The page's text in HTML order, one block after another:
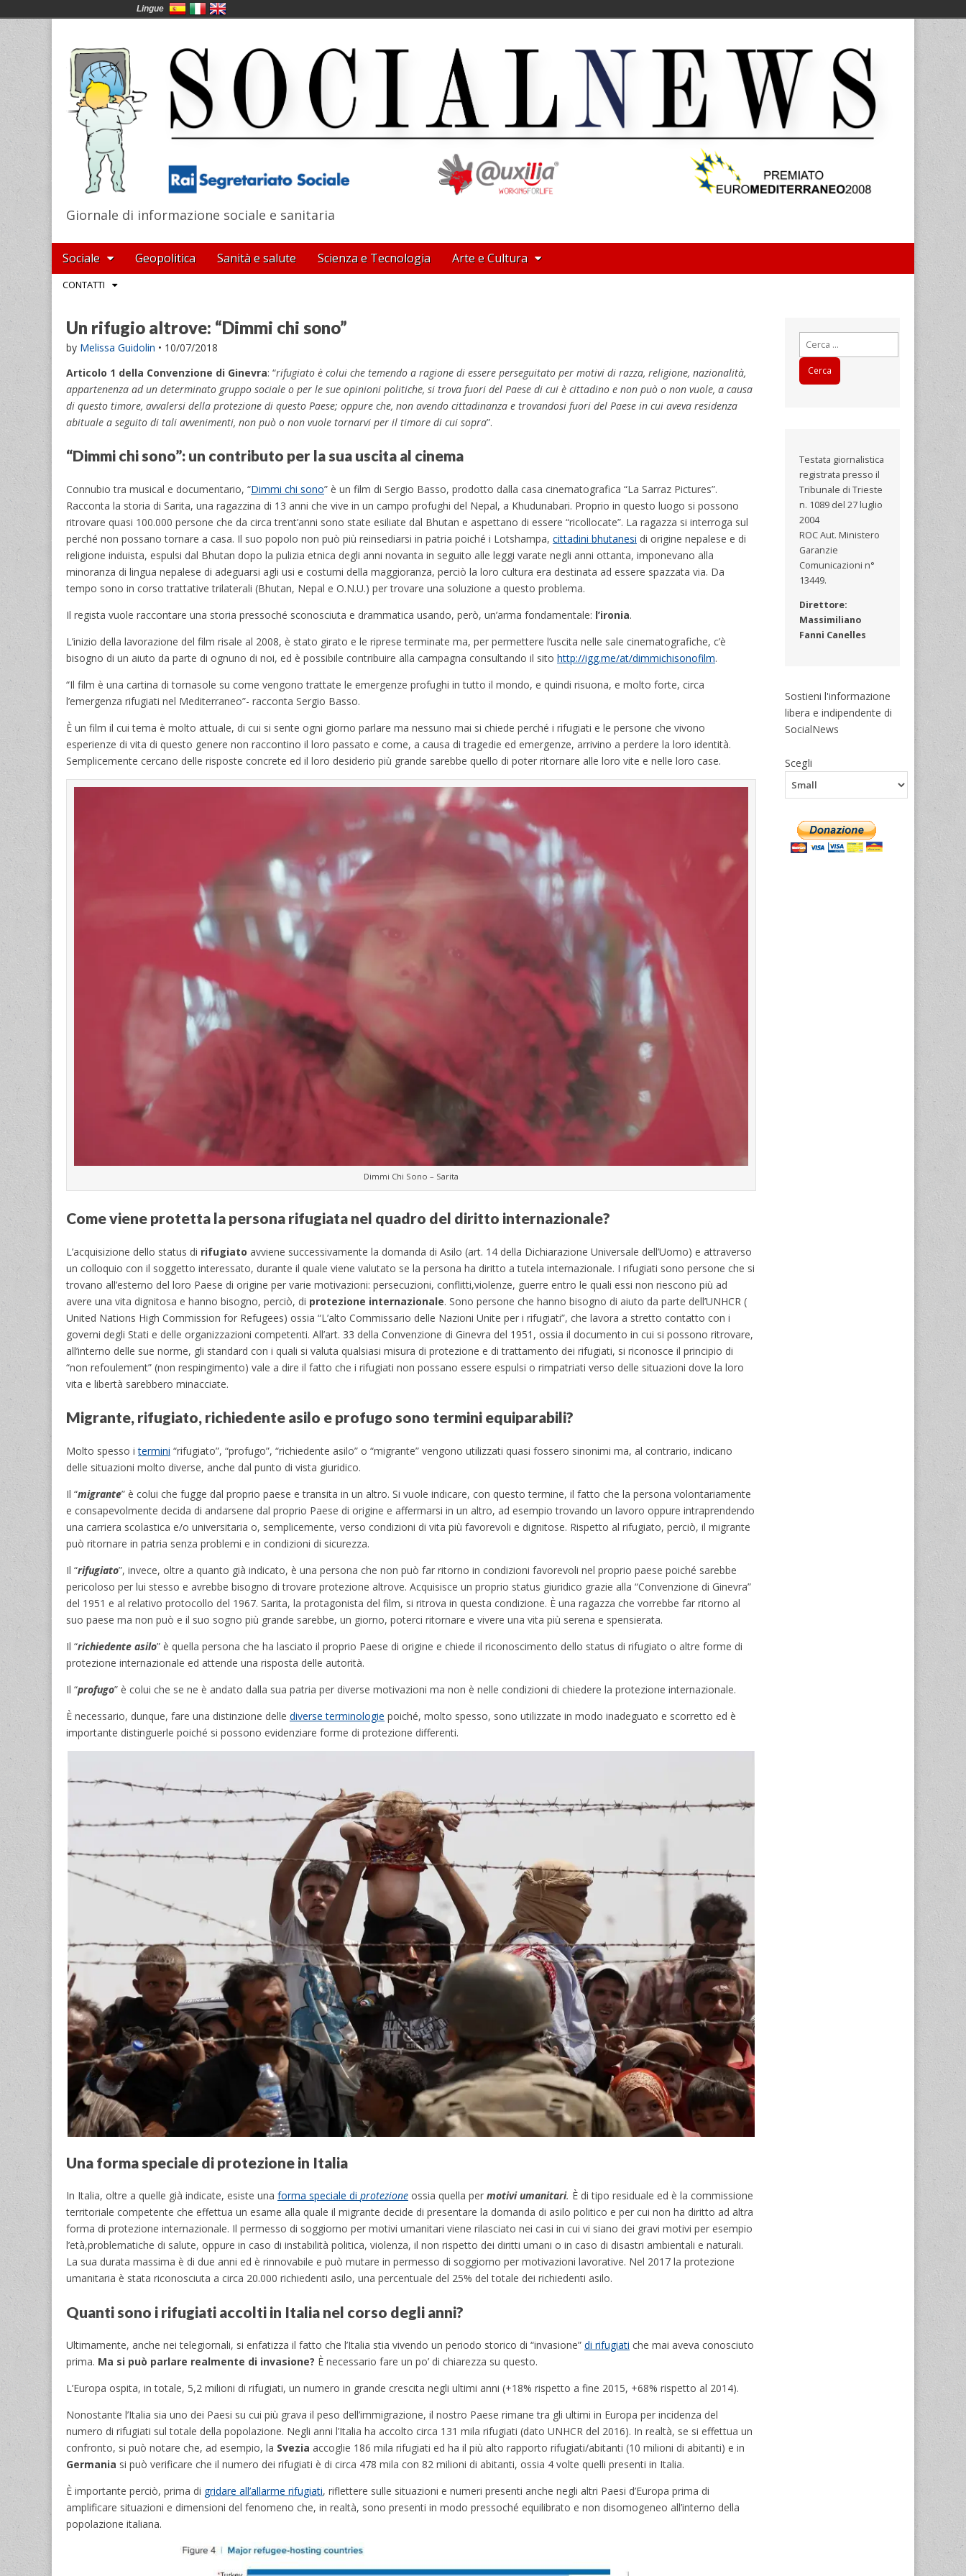
SocialNews
Giornale di informazione sociale e sanitaria
Main
menu
Skip
to
content
Sociale Geopolitica Sanità e salute Scienza e Tecnologia Arte e Cultura
SubCONTATTI
Un rifugio altrove: “Dimmi chi sono”
by Melissa Guidolin • 10/07/2018
Articolo 1 della Convenzione di Ginevra: “rifugiato è colui che temendo a ragione di essere perseguitato per motivi di razza, religione, nazionalità,
appartenenza ad un determinato gruppo sociale o per le sue opinioni politiche, si trova fuori del Paese di cui è cittadino e non può o non vuole, a causa
di questo timore, avvalersi della protezione di questo Paese; oppure che, non avendo cittadinanza e trovandosi fuori del Paese in cui aveva residenza
abituale a seguito di tali avvenimenti, non può o non vuole tornarvi per il timore di cui sopra”.
“Dimmi chi sono”: un contributo per la sua uscita al cinema
Connubio tra musical e documentario, “Dimmi chi sono” è un film di Sergio Basso, prodotto dalla casa cinematografica “La Sarraz Pictures”.
Racconta la storia di Sarita, una ragazzina di 13 anni che vive in un campo profughi del Nepal, a Khudunabari. Proprio in questo luogo si possono
ritrovare quasi 100.000 persone che da circa trent’anni sono state esiliate dal Bhutan e aspettano di essere “ricollocate”. La ragazza si interroga sul
perché non possano tornare a casa. Il suo popolo non può più reinsediarsi in patria poiché i Lotshampa, cittadini bhutanesi di origine nepalese e di
religione induista, espulsi dal Bhutan dopo la pulizia etnica degli anni novanta in seguito alle leggi varate negli anni ottanta, imponevano alla
minoranza di lingua nepalese di adeguarsi agli usi e costumi della maggioranza, perciò la loro cultura era destinata ad essere spazzata via. Da
tempo sono in corso trattative trilaterali (Bhutan, Nepal e O.N.U.) per trovare una soluzione a questo problema.
Il regista vuole raccontare una storia pressoché sconosciuta e drammatica usando, però, un’arma fondamentale: l’ironia.
L’inizio della lavorazione del film risale al 2008, è stato girato e le riprese terminate ma, per permettere l’uscita nelle sale cinematografiche, c’è
bisogno di un aiuto da parte di ognuno di noi, ed è possibile contribuire alla campagna consultando il sito http://igg.me/at/dimmichisonofilm.
“Il film è una cartina di tornasole su come vengono trattate le emergenze profughi in tutto il mondo, e quindi risuona, e molto forte, circa
l’emergenza rifugiati nel Mediterraneo”- racconta Sergio Basso.
È un film il cui tema è molto attuale, di cui si sente ogni giorno parlare ma nessuno mai si chiede perché i rifugiati e le persone che vivono
esperienze di vita di questo genere non raccontino il loro passato e come, a causa di tragedie ed emergenze, arrivino a perdere la loro identità.
Semplicemente cercano delle risposte concrete ed il loro desiderio più grande sarebbe quello di poter ritornare alle loro vite e nelle loro case.
Dimmi Chi Sono – Sarita
Come viene protetta la persona rifugiata nel quadro del diritto internazionale?
L’acquisizione dello status di rifugiato avviene successivamente la domanda di Asilo (art. 14 della Dichiarazione Universale dell’Uomo) e attraverso
un colloquio con il soggetto interessato, durante il quale viene valutato se la persona ha diritto a tutela internazionale. I rifugiati sono persone che si
trovano all’esterno del loro Paese di origine per varie motivazioni: persecuzioni, conflitti,violenze, guerre entro le quali essi non riescono più ad
avere una vita dignitosa e hanno bisogno, perciò, di protezione internazionale. Sono persone che hanno bisogno di aiuto da parte dell’UNHCR (
United Nations High Commission for Refugees) ossia “L’alto Commissario delle Nazioni Unite per i rifugiati”, che lavora a stretto contatto con i
governi degli Stati e delle organizzazioni competenti. All’art. 33 della Convenzione di Ginevra del 1951, ossia il documento in cui si possono ritrovare,
all’interno delle sue norme, gli standard con i quali si valuta qualsiasi misura di protezione e di trattamento dei rifugiati, si riconosce il principio di
“non refoulement” (non respingimento) vale a dire il fatto che i rifugiati non possano essere espulsi o rimpatriati verso delle situazioni dove la loro
vita e libertà sarebbero minacciate.
Migrante, rifugiato, richiedente asilo e profugo sono termini equiparabili?
Molto spesso itermini “rifugiato”, “profugo”, “richiedente asilo” o “migrante” vengono utilizzati quasi fossero sinonimi ma, al contrario, indicano
delle situazioni molto diverse, anche dal punto di vista giuridico.
Il “migrante” è colui che fugge dal proprio paese e transita in un altro. Si vuole indicare, con questo termine, il fatto che la persona volontariamente
e consapevolmente decida di andarsene dal proprio Paese di origine e affermarsi in un altro, ad esempio trovando un lavoro oppure intraprendendo
una carriera scolastica e/o universitaria o, semplicemente, verso condizioni di vita più favorevoli e dignitose. Rispetto al rifugiato, perciò, il migrante
può ritornare in patria senza problemi e in condizioni di sicurezza.
Il “rifugiato”, invece, oltre a quanto già indicato, è una persona che non può far ritorno in condizioni favorevoli nel proprio paese poiché sarebbe
pericoloso per lui stesso e avrebbe bisogno di trovare protezione altrove. Acquisisce un proprio status giuridico grazie alla “Convenzione di Ginevra”
del 1951 e al relativo protocollo del 1967. Sarita, la protagonista del film, si ritrova in questa condizione. È una ragazza che vorrebbe far ritorno al
suo paese ma non può e il suo sogno più grande sarebbe, un giorno, poterci ritornare e vivere una vita più serena e spensierata.
Il “richiedente asilo” è quella persona che ha lasciato il proprio Paese di origine e chiede il riconoscimento dello status di rifugiato o altre forme di
protezione internazionale ed attende una risposta delle autorità.
Il “profugo” è colui che se ne è andato dalla sua patria per diverse motivazioni ma non è nelle condizioni di chiedere la protezione internazionale.
È necessario, dunque, fare una distinzione delle diverse terminologie poiché, molto spesso, sono utilizzate in modo inadeguato e scorretto ed è
importante distinguerle poiché si possono evidenziare forme di protezione differenti.
Una forma speciale di protezione in Italia
In Italia, oltre a quelle già indicate, esiste una forma speciale di protezione ossia quella per motivi umanitari. È di tipo residuale ed è la commissione
territoriale competente che effettua un esame alla quale il migrante decide di presentare la domanda di asilo politico e per cui non ha diritto ad altra
forma di protezione internazionale. Il permesso di soggiorno per motivi umanitari viene rilasciato nei casi in cui vi siano dei gravi motivi per esempio
l’età,problematiche di salute, oppure in caso di instabilità politica, violenza, il non rispetto dei diritti umani o in caso di disastri ambientali e naturali.
La sua durata massima è di due anni ed è rinnovabile e può mutare in permesso di soggiorno per motivazioni lavorative. Nel 2017 la protezione
umanitaria è stata riconosciuta a circa 20.000 richiedenti asilo, una percentuale del 25% del totale dei richiedenti asilo.
Quanti sono i rifugiati accolti in Italia nel corso degli anni?
Ultimamente, anche nei telegiornali, si enfatizza il fatto che l’Italia stia vivendo un periodo storico di “invasione” di rifugiati che mai aveva conosciuto
prima. Ma si può parlare realmente di invasione? È necessario fare un po’ di chiarezza su questo.
L’Europa ospita, in totale, 5,2 milioni di rifugiati, un numero in grande crescita negli ultimi anni (+18% rispetto a fine 2015, +68% rispetto al 2014).
Nonostante l’Italia sia uno dei Paesi su cui più grava il peso dell’immigrazione, il nostro Paese rimane tra gli ultimi in Europa per incidenza del
numero di rifugiati sul totale della popolazione. Negli anni l’Italia ha accolto circa 131 mila rifugiati (dato UNHCR del 2016). In realtà, se si effettua un
confronto, si può notare che, ad esempio, la Svezia accoglie 186 mila rifugiati ed ha il più alto rapporto rifugiati/abitanti (10 milioni di abitanti) e in
Germania si può verificare che il numero dei rifugiati è di circa 478 mila con 82 milioni di abitanti, ossia 4 volte quelli presenti in Italia.
È importante perciò, prima di gridare all’allarme rifugiati, riflettere sulle situazioni e numeri presenti anche negli altri Paesi d’Europa prima di
amplificare situazioni e dimensioni del fenomeno che, in realtà, sono presenti in modo pressoché equilibrato e non disomogeneo all’interno della
popolazione italiana.
Ricerca
per:
Testata giornalistica
registrata presso il
Tribunale di Trieste
n. 1089 del 27 luglio
2004
ROC Aut. Ministero
Garanzie
Comunicazioni n°
13449.
Direttore:
Massimiliano
Fanni Canelles
Sostieni l'informazione
libera e indipendente di
SocialNews
Scegli
Lingue